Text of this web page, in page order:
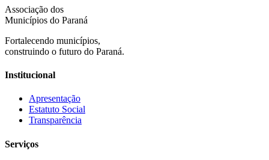
Associação dos
Municípios do Paraná
Fortalecendo municípios,
construindo o futuro do Paraná.
Institucional
Apresentação
Estatuto Social
Transparência
Serviços